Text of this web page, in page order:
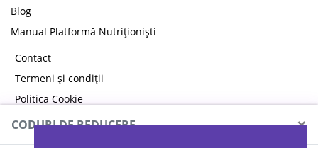
Blog
Manual Platformă Nutriționiști
Contact
Termeni și condiții
Politica Cookie
Politica de confidențialitate
CODURI DE REDUCERE ×